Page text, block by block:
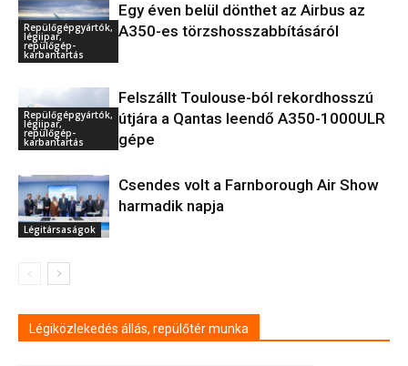
Repülőgépgyártók,
légiipar,
repülőgép-
karbantartás
Egy éven belül dönthet az Airbus az
A350-es törzshosszabbításáról
Repülőgépgyártók,
légiipar,
repülőgép-
karbantartás
Felszállt Toulouse-ból rekordhosszú
útjára a Qantas leendő A350-1000ULR
gépe
Légitársaságok
Csendes volt a Farnborough Air Show
harmadik napja
Légiközlekedés állás, repülőtér munka